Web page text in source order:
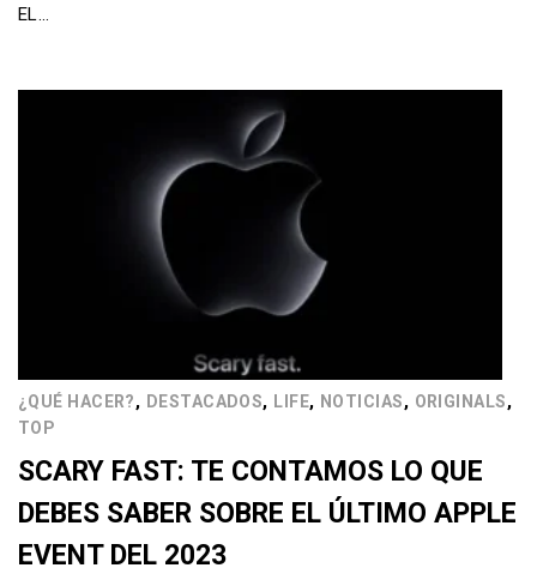
EL…
¿QUÉ HACER?, DESTACADOS, LIFE, NOTICIAS, ORIGINALS,
TOP
SCARY FAST: TE CONTAMOS LO QUE
DEBES SABER SOBRE EL ÚLTIMO APPLE
EVENT DEL 2023